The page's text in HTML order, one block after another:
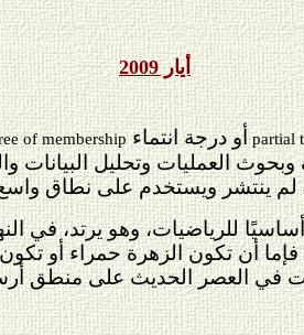
أيار 2009
partial أو درجة انتماءof membership
العمليات وتحليل البيانات
لم ينتشر ويستخدم على نطاق
للرياضيات، وهو يرتد، في
أن تكون الزهرة حمراء أو
في العصر الحديث على منطق